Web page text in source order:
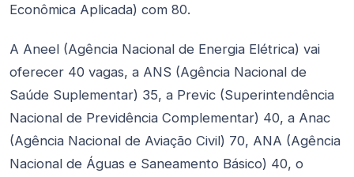
Econômica Aplicada) com 80.
A Aneel (Agência Nacional de Energia Elétrica) vai
oferecer 40 vagas, a ANS (Agência Nacional de
Saúde Suplementar) 35, a Previc (Superintendência
Nacional de Previdência Complementar) 40, a Anac
(Agência Nacional de Aviação Civil) 70, ANA (Agência
Nacional de Águas e Saneamento Básico) 40, o